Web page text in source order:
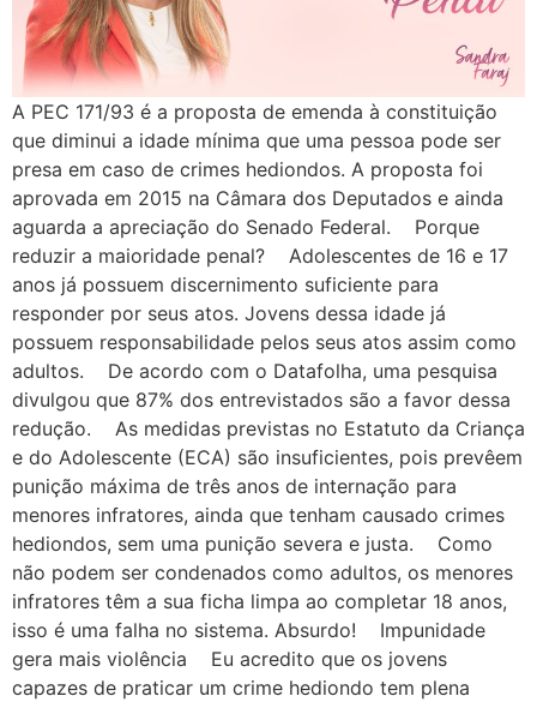
A PEC 171/93 é a proposta de emenda à constituição
que diminui a idade mínima que uma pessoa pode ser
presa em caso de crimes hediondos. A proposta foi
aprovada em 2015 na Câmara dos Deputados e ainda
aguarda a apreciação do Senado Federal. Porque
reduzir a maioridade penal? Adolescentes de 16 e 17
anos já possuem discernimento suficiente para
responder por seus atos. Jovens dessa idade já
possuem responsabilidade pelos seus atos assim como
adultos. De acordo com o Datafolha, uma pesquisa
divulgou que 87% dos entrevistados são a favor dessa
redução. As medidas previstas no Estatuto da Criança
e do Adolescente (ECA) são insuficientes, pois prevêem
punição máxima de três anos de internação para
menores infratores, ainda que tenham causado crimes
hediondos, sem uma punição severa e justa. Como
não podem ser condenados como adultos, os menores
infratores têm a sua ficha limpa ao completar 18 anos,
isso é uma falha no sistema. Absurdo! Impunidade
gera mais violência Eu acredito que os jovens
capazes de praticar um crime hediondo tem plena